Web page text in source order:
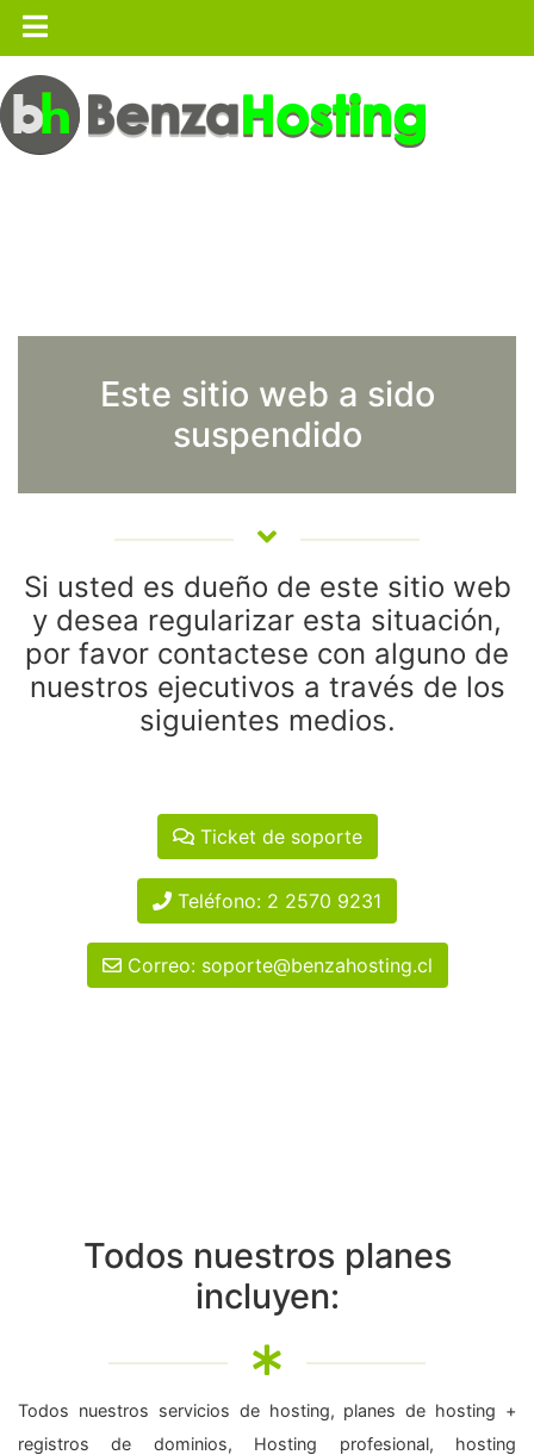
Este sitio web a sido
suspendido
Si usted es dueño de este sitio web
y desea regularizar esta situación,
por favor contactese con alguno de
nuestros ejecutivos a través de los
siguientes medios.
Ticket de soporte
Teléfono: 2 2570 9231
Correo: soporte@benzahosting.cl
Todos nuestros planes
incluyen:
Todos nuestros servicios de hosting, planes de hosting +
registros de dominios, Hosting profesional, hosting